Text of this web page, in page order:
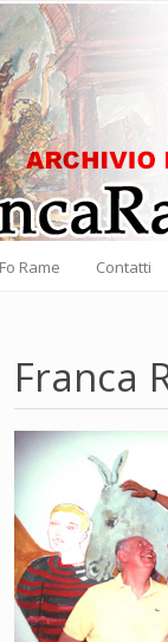
Rame Contatti
Franca